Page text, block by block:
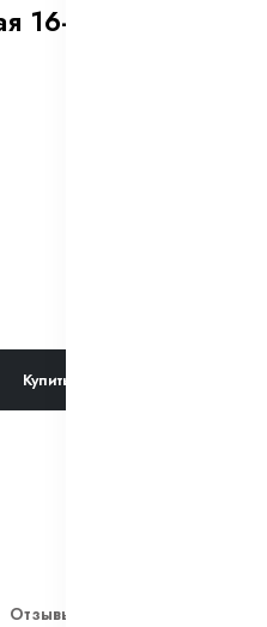
16-17 нерж
Купить сейчас
Отзывы (0)